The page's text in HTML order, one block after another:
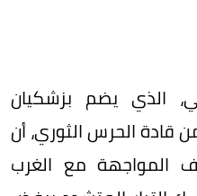
الذي يضم بزشكيان
قادة الحرس الثوري، أن
المواجهة مع الغرب